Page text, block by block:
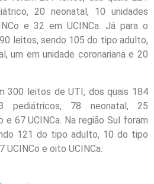
20 neonatal, 10 unidades
e 32 em UCINCa. Já para o
leitos, sendo 105 do tipo adulto,
um em unidade coronariana e 20
300 leitos de UTI, dos quais 184
pediátricos, 78 neonatal, 25
e 67 UCINCa. Na região Sul foram
121 do tipo adulto, 10 do tipo
e oito UCINCa.